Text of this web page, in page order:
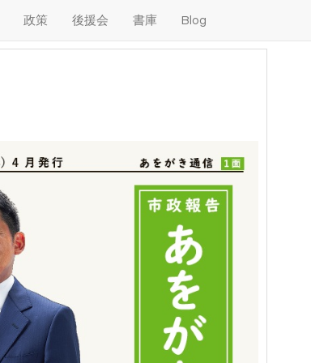
政策 後援会 書庫 Blog